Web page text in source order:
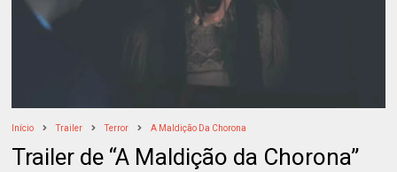
Início Trailer Terror A Maldição Da Chorona
Trailer de “A Maldição da Chorona”